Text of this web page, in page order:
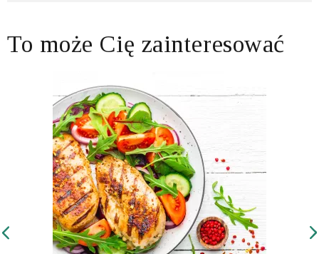
To może Cię zainteresować